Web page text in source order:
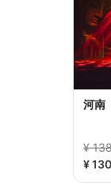
河南
¥
¥ 130